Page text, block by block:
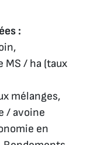
:
MS / ha (taux
mélanges,
/ avoine
en